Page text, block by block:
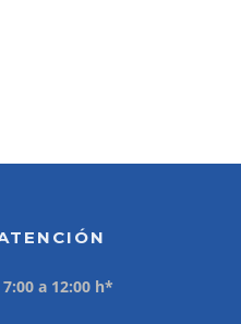
7:00 a 12:00 h*